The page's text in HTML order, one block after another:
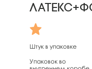
Штук в упаковке
Упаковок во